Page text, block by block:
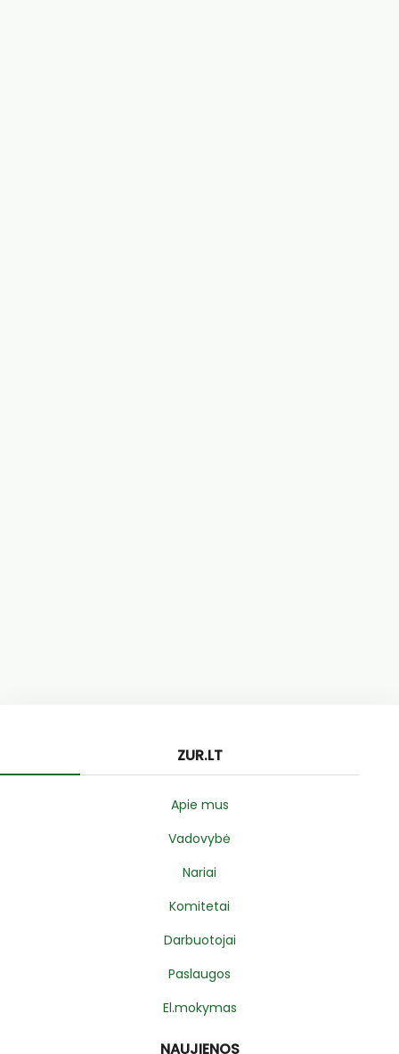
ZUR.LT
Apie mus
Vadovybė
Nariai
Komitetai
Darbuotojai
Paslaugos
El.mokymas
NAUJIENOS